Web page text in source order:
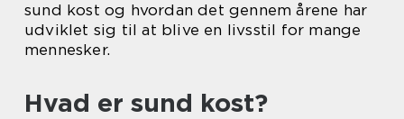
sund kost og hvordan det gennem årene har
udviklet sig til at blive en livsstil for mange
mennesker.
Hvad er sund kost?